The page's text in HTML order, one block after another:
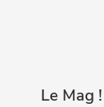
Le Mag !